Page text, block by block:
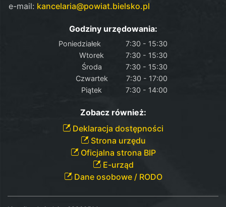
e-mail: kancelaria@powiat.bielsko.pl
Godziny urzędowania:
Poniedziałek
7:30 - 15:30
Wtorek
7:30 - 15:30
Środa
7:30 - 15:30
Czwartek
7:30 - 17:00
Piątek
7:30 - 14:00
Zobacz również:
Deklaracja dostępności
Strona urzędu
Oficjalna strona BIP
E-urząd
Dane osobowe / RODO